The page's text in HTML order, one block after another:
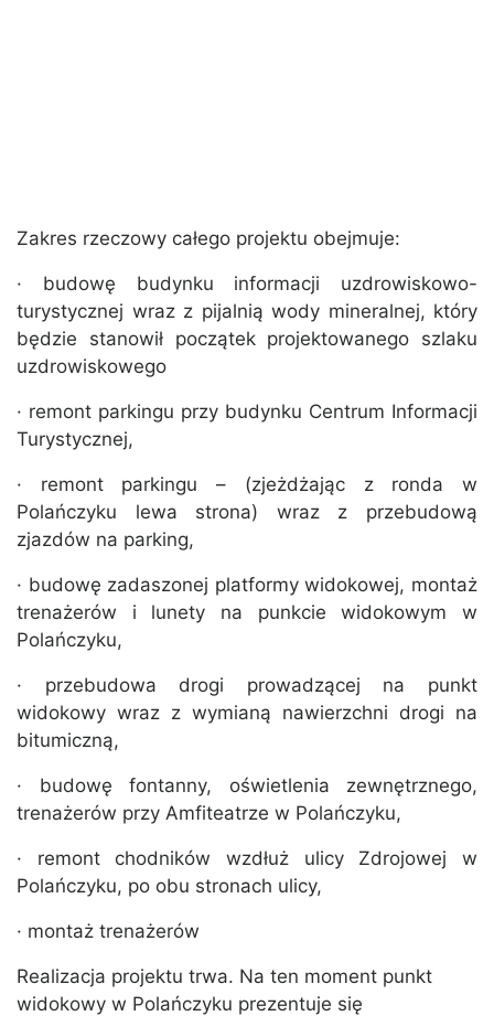
Zakres rzeczowy całego projektu obejmuje:
· budowę budynku informacji uzdrowiskowo-
turystycznej wraz z pijalnią wody mineralnej, który
będzie stanowił początek projektowanego szlaku
uzdrowiskowego
· remont parkingu przy budynku Centrum Informacji
Turystycznej,
· remont parkingu – (zjeżdżając z ronda w
Polańczyku lewa strona) wraz z przebudową
zjazdów na parking,
· budowę zadaszonej platformy widokowej, montaż
trenażerów i lunety na punkcie widokowym w
Polańczyku,
· przebudowa drogi prowadzącej na punkt
widokowy wraz z wymianą nawierzchni drogi na
bitumiczną,
· budowę fontanny, oświetlenia zewnętrznego,
trenażerów przy Amfiteatrze w Polańczyku,
· remont chodników wzdłuż ulicy Zdrojowej w
Polańczyku, po obu stronach ulicy,
· montaż trenażerów
Realizacja projektu trwa. Na ten moment punkt
widokowy w Polańczyku prezentuje się